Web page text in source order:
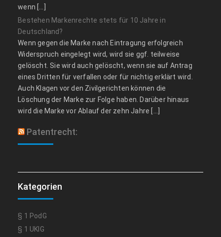
wenn […]
Bestehen Markenrechte stets für 10 Jahre in
Deutschland?
Wenn gegen die Marke nach Eintragung erfolgreich
Widerspruch eingelegt wird, wird sie ggf. teilweise
gelöscht. Sie wird auch gelöscht, wenn sie auf Antrag
eines Dritten für verfallen oder für nichtig erklärt wird.
Auch Klagen vor den Zivilgerichten können die
Löschung der Marke zur Folge haben. Darüber hinaus
wird die Marke vor Ablauf der zehn Jahre […]
Patentrecht:
Kategorien
§ 1 PodG
§ 1 UKlG